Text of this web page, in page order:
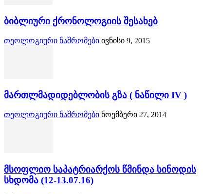
ბიბლიური ქრონოლოგიის შესახებ
თეოლოგიური ნაშრომები ივნისი 9, 2015
მართლმადიდებლობის გზა ( ნაწილი IV )
თეოლოგიური ნაშრომები ნოემბერი 27, 2014
მსოფლიო საპატრიარქოს წმინდა სინოდის
სხდომა (12-13.07.16)